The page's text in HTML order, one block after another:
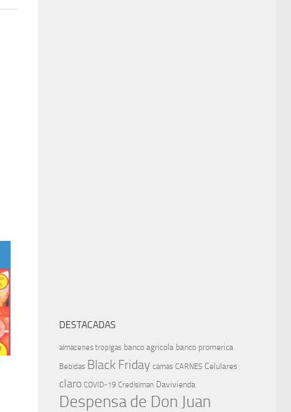
DESTACADAS
almacenes tropigas banco agricola banco promerica
Bebidas Black Friday camas CARNES Celulares
claro COVID-19 Credisiman Davivienda
Despensa de Don Juan